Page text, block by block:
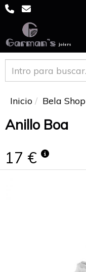
Inicio Bela Shop
Anillo Boa
17 €